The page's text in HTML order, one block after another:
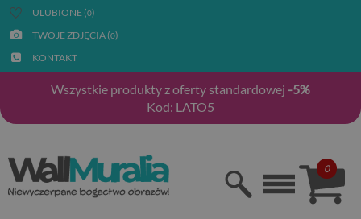
ULUBIONE (0)
TWOJE ZDJĘCIA (0)
KONTAKT
Wszystkie produkty z oferty standardowej -5%
Kod: LATO5
0